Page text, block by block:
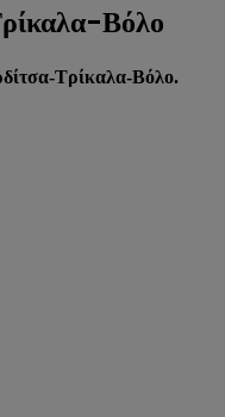
Βόλο
Τρίκαλα-Βόλο.